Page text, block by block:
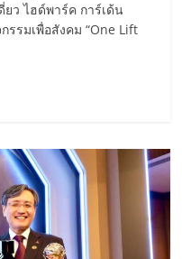
ว ไฮด์พาร์ค การ์เด้น
รรมเพื่อสังคม “One Lift